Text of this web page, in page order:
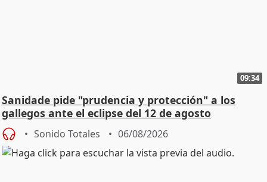
09:34
Sanidade pide "prudencia y protección" a los
gallegos ante el eclipse del 12 de agosto
Sonido Totales 06/08/2026